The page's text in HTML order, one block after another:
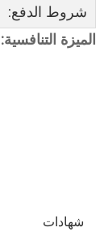
شروط الدفع:
الميزة التنافسية:
شهادات